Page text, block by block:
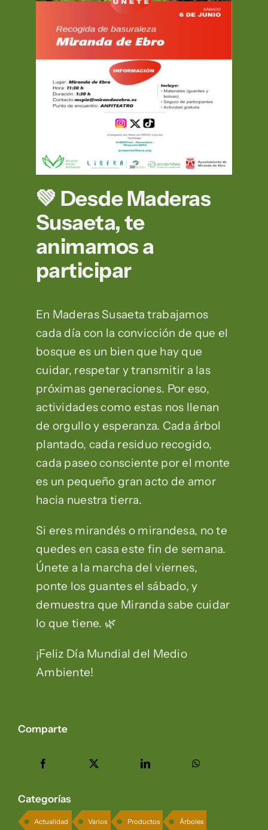
💚 Desde Maderas
Susaeta, te
animamos a
participar
En Maderas Susaeta trabajamos
cada día con la convicción de que el
bosque es un bien que hay que
cuidar, respetar y transmitir a las
próximas generaciones. Por eso,
actividades como estas nos llenan
de orgullo y esperanza. Cada árbol
plantado, cada residuo recogido,
cada paseo consciente por el monte
es un pequeño gran acto de amor
hacia nuestra tierra.
Si eres mirandés o mirandesa, no te
quedes en casa este fin de semana.
Únete a la marcha del viernes,
ponte los guantes el sábado, y
demuestra que Miranda sabe cuidar
lo que tiene. 🌿
¡Feliz Día Mundial del Medio
Ambiente!
Comparte
Categorías
Actualidad Varios Productos Árboles